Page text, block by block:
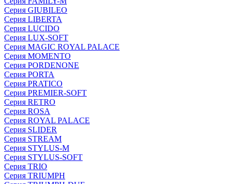
Серия GIUBILEO
Серия LIBERTA
Серия LUCIDO
Серия LUX-SOFT
Серия MAGIC ROYAL PALACE
Серия MOMENTO
Серия PORDENONE
Серия PORTA
Серия PRATICO
Серия PREMIER-SOFT
Серия RETRO
Серия ROSA
Серия ROYAL PALACE
Серия SLIDER
Серия STREAM
Серия STYLUS-M
Серия STYLUS-SOFT
Серия TRIO
Серия TRIUMPH